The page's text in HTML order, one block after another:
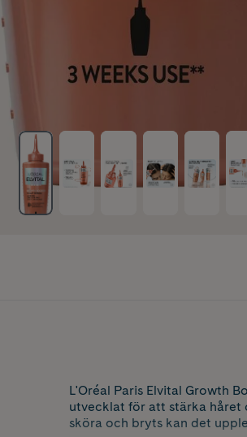
L'Oréal Paris Elvital Growth
utvecklat för att stärka håret
sköra och bryts kan det